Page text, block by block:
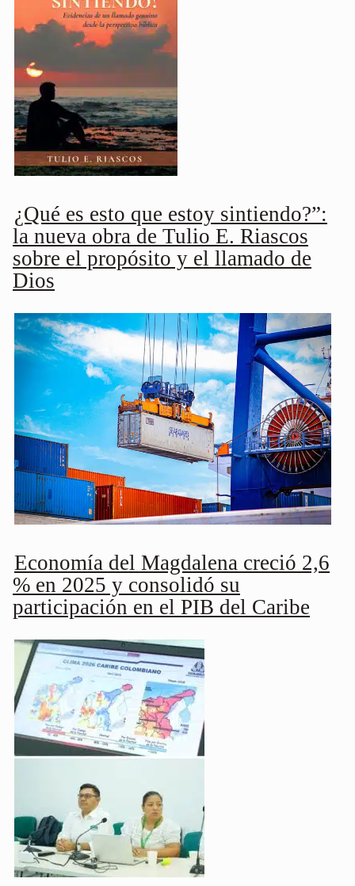
¿Qué es esto que estoy sintiendo?”:
la nueva obra de Tulio E. Riascos
sobre el propósito y el llamado de
Dios
Economía del Magdalena creció 2,6
% en 2025 y consolidó su
participación en el PIB del Caribe